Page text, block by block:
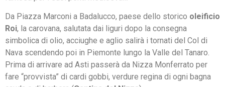
Da Piazza Marconi a Badalucco, paese dello storico oleificio
Roi, la carovana, salutata dai liguri dopo la consegna
simbolica di olio, acciughe e aglio salirà i tornati del Col di
Nava scendendo poi in Piemonte lungo la Valle del Tanaro.
Prima di arrivare ad Asti passerà da Nizza Monferrato per
fare “provvista” di cardi gobbi, verdure regina di ogni bagna